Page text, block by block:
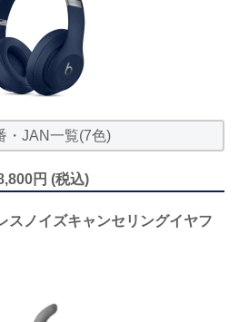
・JAN一覧(7色)
円 (税込)
スノイズキャンセリングイヤフ